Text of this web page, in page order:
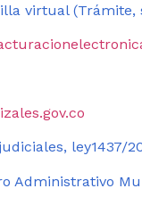
virtual (Trámite,
ley1437/
Administrativo